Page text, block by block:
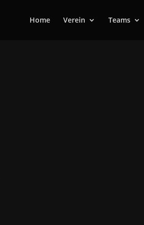
Home Verein Teams